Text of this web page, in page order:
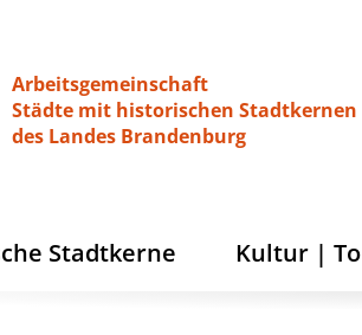
Arbeitsgemeinschaft
Städte mit historischen Stadtkernen
des Landes Brandenburg
Stadtkerne Kultur |